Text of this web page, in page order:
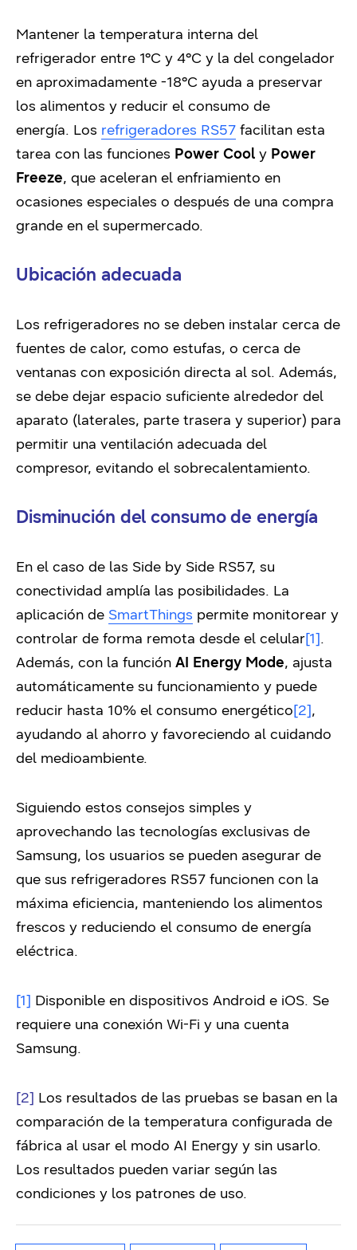
Mantener la temperatura interna del
refrigerador entre 1°C y 4°C y la del congelador
en aproximadamente -18°C ayuda a preservar
los alimentos y reducir el consumo de
energía. Los refrigeradores RS57 facilitan esta
tarea con las funciones Power Cool y Power
Freeze, que aceleran el enfriamiento en
ocasiones especiales o después de una compra
grande en el supermercado.
Ubicación adecuada
Los refrigeradores no se deben instalar cerca de
fuentes de calor, como estufas, o cerca de
ventanas con exposición directa al sol. Además,
se debe dejar espacio suficiente alrededor del
aparato (laterales, parte trasera y superior) para
permitir una ventilación adecuada del
compresor, evitando el sobrecalentamiento.
Disminución del consumo de energía
En el caso de las Side by Side RS57, su
conectividad amplía las posibilidades. La
aplicación de SmartThings permite monitorear y
controlar de forma remota desde el celular[1].
Además, con la función AI Energy Mode, ajusta
automáticamente su funcionamiento y puede
reducir hasta 10% el consumo energético[2],
ayudando al ahorro y favoreciendo al cuidando
del medioambiente.
Siguiendo estos consejos simples y
aprovechando las tecnologías exclusivas de
Samsung, los usuarios se pueden asegurar de
que sus refrigeradores RS57 funcionen con la
máxima eficiencia, manteniendo los alimentos
frescos y reduciendo el consumo de energía
eléctrica.
[1] Disponible en dispositivos Android e iOS. Se
requiere una conexión Wi-Fi y una cuenta
Samsung.
[2] Los resultados de las pruebas se basan en la
comparación de la temperatura configurada de
fábrica al usar el modo AI Energy y sin usarlo.
Los resultados pueden variar según las
condiciones y los patrones de uso.